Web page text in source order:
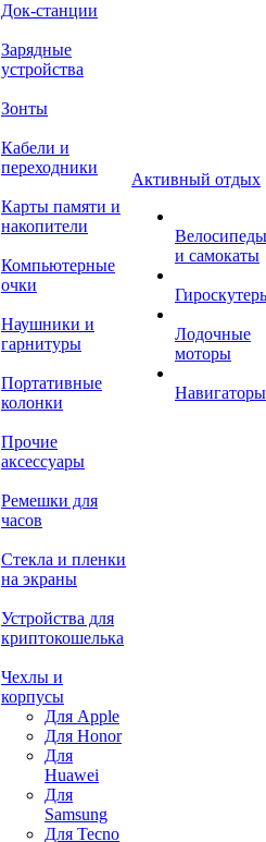
Док-станции
Зарядные
устройства
Зонты
Кабели и
переходники
Карты памяти и
накопители
Компьютерные
очки
Наушники и
гарнитуры
Портативные
колонки
Прочие
аксессуары
Ремешки для
часов
Стекла и пленки
на экраны
Устройства для
криптокошелька
Чехлы и
корпусы
Для Apple
Для Honor
Для
Huawei
Для
Samsung
Для Tecno
Активный отдых
Велосипеды
и самокаты
Лодочные
моторы
Навигаторы